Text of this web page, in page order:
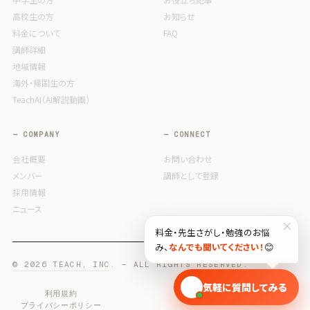
高校生の方
料金について
講師詳細
地域情報
海外・帰国生の方
TeachAI（AI解説動画）
お知らせ
FAQ
— COMPANY
会社概要
メンバー
採用情報
ニュース
— CONNECT
お問い合わせ
講師として登録
© 2026 TEACH, INC. — ALL RIGHTS RESERVED.
利用規約
プライバシーポリシー
×
料金・先生さがし・勉強のお悩
み、 なんでも聞いてください！ 😊
🎓 気軽に質問してみる